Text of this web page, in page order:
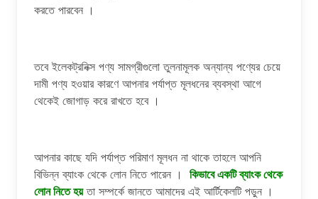
করতে পারবেন ।
তবে ইলেকট্রনিক্স পণ্য সামগ্রীগুলো তুলনামূলক অন্যান্য পণ্যের চেয়ে
দামী পণ্য হওয়ার কারণে আপনার পর্যাপ্ত মূলধনের ব্যবস্থা আগে
থেকেই জোগাড় করে রাখতে হবে ।
আপনার কাছে যদি পর্যাপ্ত পরিমাণ মূলধন না থাকে তাহলে আপনি
বিভিন্ন ব্যাংক থেকে লোন নিতে পারেন । কিভাবে একটি ব্যাংক থেকে
লোন নিতে হয়তা সম্পর্কে জানতে আমাদের এই আর্টিকেলটি পড়ুন ।